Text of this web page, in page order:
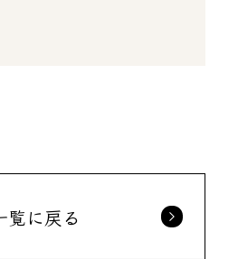
覧に戻る